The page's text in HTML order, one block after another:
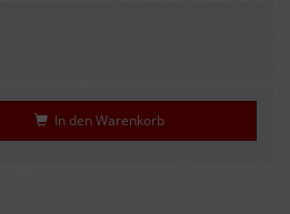
In den Warenkorb